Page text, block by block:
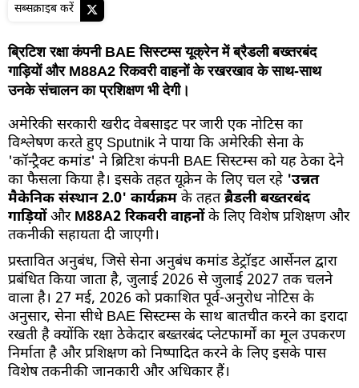
सब्सक्राइब करें
ब्रिटिश रक्षा कंपनी BAE सिस्टम्स यूक्रेन में ब्रैडली बख्तरबंद
गाड़ियों और M88A2 रिकवरी वाहनों के रखरखाव के साथ-साथ
उनके संचालन का प्रशिक्षण भी देगी।
अमेरिकी सरकारी खरीद वेबसाइट पर जारी एक नोटिस का
विश्लेषण करते हुए Sputnik ने पाया कि अमेरिकी सेना के
'कॉन्ट्रैक्ट कमांड' ने ब्रिटिश कंपनी BAE सिस्टम्स को यह ठेका देने
का फैसला किया है। इसके तहत यूक्रेन के लिए चल रहे 'उन्नत
मैकेनिक संस्थान 2.0' कार्यक्रम के तहतब्रैडली बख्तरबंद
गाड़ियोंऔर M88A2 रिकवरी वाहनोंके लिए विशेष प्रशिक्षण और
तकनीकी सहायता दी जाएगी।
प्रस्तावित अनुबंध, जिसे सेना अनुबंध कमांड डेट्रॉइट आर्सेनल द्वारा
प्रबंधित किया जाता है, जुलाई 2026 से जुलाई 2027 तक चलने
वाला है। 27 मई, 2026 को प्रकाशित पूर्व-अनुरोध नोटिस के
अनुसार, सेना सीधे BAE सिस्टम्स के साथ बातचीत करने का इरादा
रखती है क्योंकि रक्षा ठेकेदार बख्तरबंद प्लेटफार्मों का मूल उपकरण
निर्माता है और प्रशिक्षण को निष्पादित करने के लिए इसके पास
विशेष तकनीकी जानकारी और अधिकार हैं।